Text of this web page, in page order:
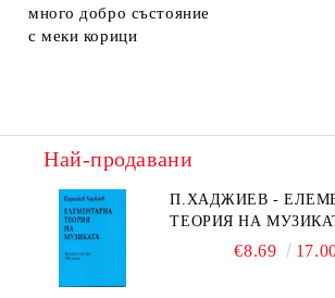
много добро състояние
с меки корици
Най-продавани
П.ХАДЖИЕВ -
ТЕОРИЯ НА
€8.69